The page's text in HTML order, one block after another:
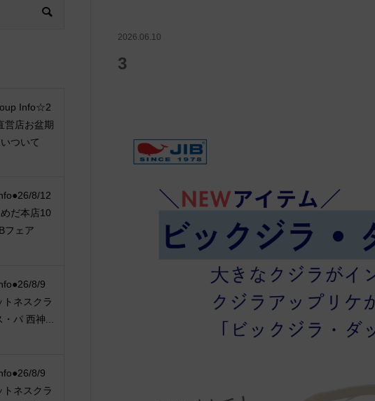
2026.06.10
3
Info☆2
営店お盆期
ついて
8/12
だ本店10
フェア
8/9
トネスクラ
パ 西神...
8/9
トネスクラ